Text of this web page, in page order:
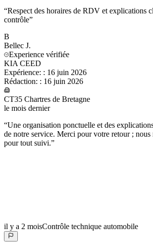
“Respect des horaires de RDV et explications
contrôle”
B
Bellec J.
Experience vérifiée
KIA CEED
Expérience: : 16 juin 2026
Rédaction: : 16 juin 2026
CT35 Chartres de Bretagne
le mois dernier
“Une organisation ponctuelle et des
de notre service. Merci pour votre retour ; nous
pour tout suivi.”
il y a 2 moisContrôle technique automobile